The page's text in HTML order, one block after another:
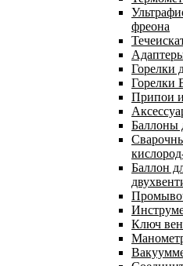
фреона
Горелки
Горелки
Припои
Баллоны
Баллон
Ключ